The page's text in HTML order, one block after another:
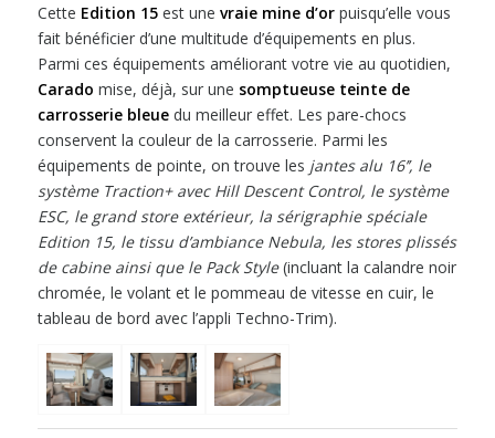
Cette Edition 15est une vraie mine d’orpuisqu’elle vous
fait bénéficier d’une multitude d’équipements en plus.
Parmi ces équipements améliorant votre vie au quotidien,
Carado mise, déjà, sur une somptueuse teinte de
carrosserie bleuedu meilleur effet. Les pare-chocs
conservent la couleur de la carrosserie. Parmi les
équipements de pointe, on trouve les jantes alu 16’’, le
système Traction+ avec Hill Descent Control, le système
ESC, le grand store extérieur, la sérigraphie spéciale
Edition 15, le tissu d’ambiance Nebula, les stores plissés
de cabine ainsi que le Pack Style(incluant la calandre noir
chromée, le volant et le pommeau de vitesse en cuir, le
tableau de bord avec l’appli Techno-Trim).